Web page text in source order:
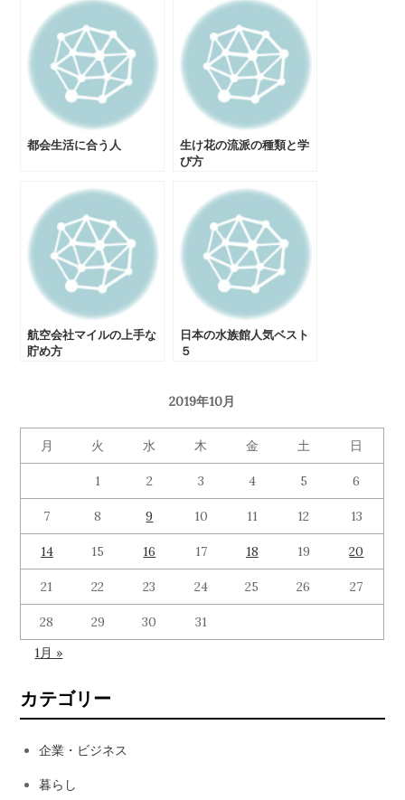
ー
シ
ョ
都会生活に合う人
生け花の流派の種類と学
び方
航空会社マイルの上手な
貯め方
日本の水族館人気ベスト
５
2019年10月
月 火 水 木 金 土 日
1 2 3 4 5 6
7 8 9 10 11 12 13
14 15 16 17 18 19 20
21 22 23 24 25 26 27
28 29 30
31
1月 »
カテゴリー
企業・ビジネス
暮らし